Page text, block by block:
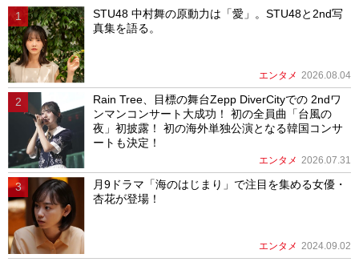
STU48 中村舞の原動力は「愛」。STU48と2nd写
真集を語る。
エンタメ 2026.08.04
Rain Tree、目標の舞台Zepp DiverCityでの 2ndワ
ンマンコンサート大成功！ 初の全員曲「台風の
夜」初披露！ 初の海外単独公演となる韓国コンサ
ートも決定！
エンタメ 2026.07.31
月9ドラマ「海のはじまり」で注目を集める女優・
杏花が登場！
エンタメ 2024.09.02